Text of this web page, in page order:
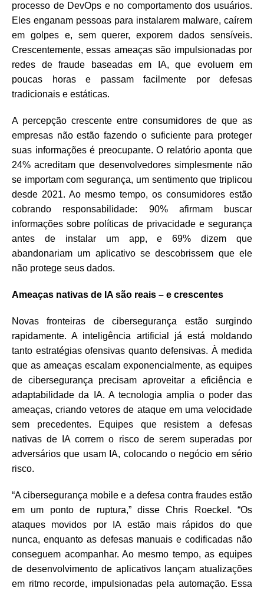
processo de DevOps e no comportamento dos usuários.
Eles enganam pessoas para instalarem malware, caírem
em golpes e, sem querer, exporem dados sensíveis.
Crescentemente, essas ameaças são impulsionadas por
redes de fraude baseadas em IA, que evoluem em
poucas horas e passam facilmente por defesas
tradicionais e estáticas.
A percepção crescente entre consumidores de que as
empresas não estão fazendo o suficiente para proteger
suas informações é preocupante. O relatório aponta que
24% acreditam que desenvolvedores simplesmente não
se importam com segurança, um sentimento que triplicou
desde 2021. Ao mesmo tempo, os consumidores estão
cobrando responsabilidade: 90% afirmam buscar
informações sobre políticas de privacidade e segurança
antes de instalar um app, e 69% dizem que
abandonariam um aplicativo se descobrissem que ele
não protege seus dados.
Ameaças nativas de IA são reais – e crescentes
Novas fronteiras de cibersegurança estão surgindo
rapidamente. A inteligência artificial já está moldando
tanto estratégias ofensivas quanto defensivas. À medida
que as ameaças escalam exponencialmente, as equipes
de cibersegurança precisam aproveitar a eficiência e
adaptabilidade da IA. A tecnologia amplia o poder das
ameaças, criando vetores de ataque em uma velocidade
sem precedentes. Equipes que resistem a defesas
nativas de IA correm o risco de serem superadas por
adversários que usam IA, colocando o negócio em sério
risco.
“A cibersegurança mobile e a defesa contra fraudes estão
em um ponto de ruptura,” disse Chris Roeckel. “Os
ataques movidos por IA estão mais rápidos do que
nunca, enquanto as defesas manuais e codificadas não
conseguem acompanhar. Ao mesmo tempo, as equipes
de desenvolvimento de aplicativos lançam atualizações
em ritmo recorde, impulsionadas pela automação. Essa